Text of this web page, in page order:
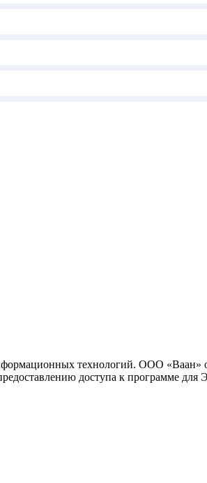
технологий. ООО «Ваан»
доступа к программе для